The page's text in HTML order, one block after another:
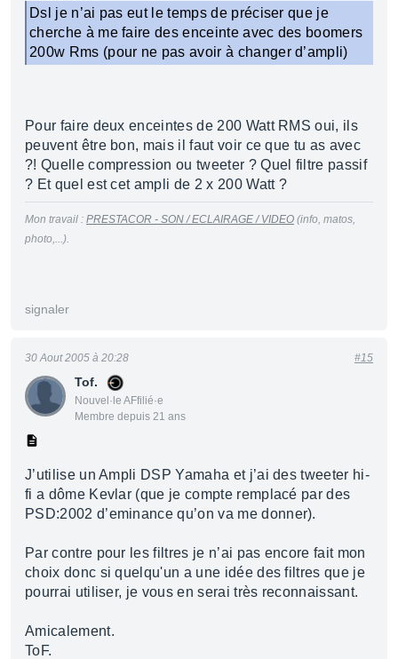
Dsl je n’ai pas eut le temps de préciser que je
cherche à me faire des enceinte avec des boomers
200w Rms (pour ne pas avoir à changer d’ampli)
Pour faire deux enceintes de 200 Watt RMS oui, ils
peuvent être bon, mais il faut voir ce que tu as avec
?! Quelle compression ou tweeter ? Quel filtre passif
? Et quel est cet ampli de 2 x 200 Watt ?
Mon travail : PRESTACOR - SON / ECLAIRAGE / VIDEO (info, matos,
photo,...).
signaler
Tof.
Nouvel·le AFfilié·e
Membre depuis 21 ans
30 Aout 2005 à 20:28 #15
J’utilise un Ampli DSP Yamaha et j’ai des tweeter hi-
fi a dôme Kevlar (que je compte remplacé par des
PSD:2002 d’eminance qu’on va me donner).
Par contre pour les filtres je n’ai pas encore fait mon
choix donc si quelqu'un a une idée des filtres que je
pourrai utiliser, je vous en serai très reconnaissant.
Amicalement.
ToF.